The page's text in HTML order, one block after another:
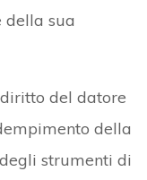
sua
del datore
della
strumenti di